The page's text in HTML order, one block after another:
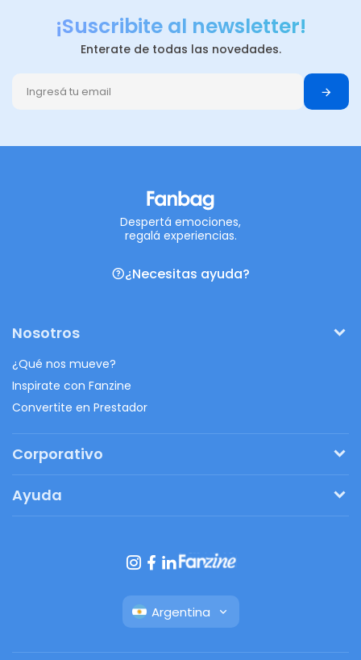
¡Suscribite al newsletter!
Enterate de todas las novedades.
Despertá emociones,
regalá experiencias.
¿Necesitas ayuda?
Nosotros
¿Qué nos mueve?
Inspirate con Fanzine
Convertite en Prestador
Corporativo
Regalos originales
Ayuda
Botón de arrepentimiento
Argentina